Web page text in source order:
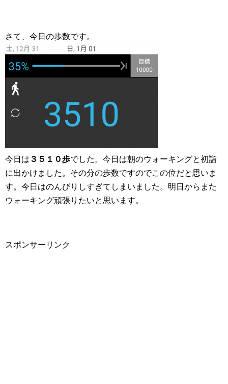
さて、今日の歩数です。
今日は ３５１０歩でした。今日は朝のウォーキングと初詣
に出かけました。その分の歩数ですのでこの位だと思いま
す。今日はのんびりしすぎてしまいました。明日からまた
ウォーキング頑張りたいと思います。
スポンサーリンク